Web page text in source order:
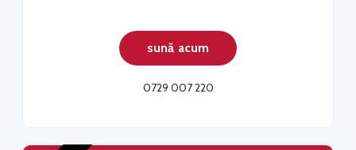
sună acum
0729 007 220